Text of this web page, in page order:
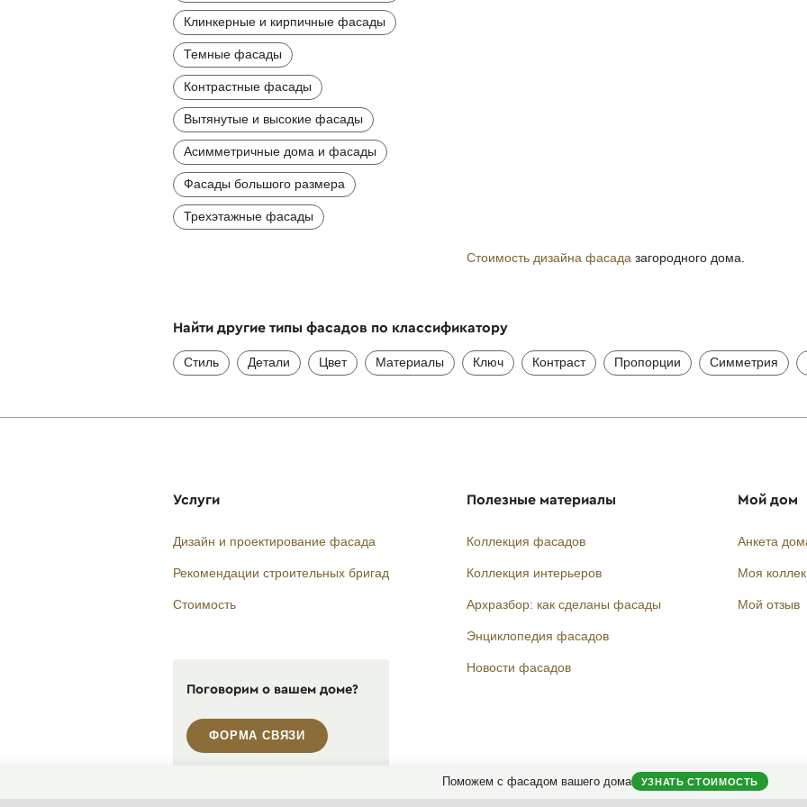
Клинкерные и кирпичные фасады
Темные фасады
Контрастные фасады
Вытянутые и высокие фасады
Асимметричные дома и фасады
Фасады большого размера
Трехэтажные фасады
Стоимость дизайна фасада загородного дома.
Найти другие типы фасадов по классификатору
Стиль Детали Цвет Материалы Ключ Контраст Пропорции Симметрия
Поможем с фасадом вашего дома УЗНАТЬ СТОИМОСТЬ
Услуги
Дизайн и проектирование фасада
Рекомендации строительных бригад
Стоимость
Поговорим о вашем доме?
ФОРМА СВЯЗИ
Полезные материалы
Коллекция фасадов
Коллекция интерьеров
Архразбор: как сделаны фасады
Энциклопедия фасадов
Новости фасадов
Мой дом
Анкета
Моя
Мой отзыв